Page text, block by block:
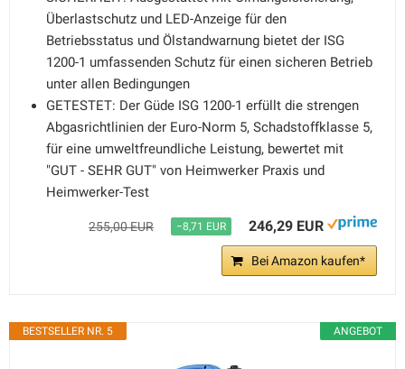
Überlastschutz und LED-Anzeige für den
Betriebsstatus und Ölstandwarnung bietet der ISG
1200-1 umfassenden Schutz für einen sicheren Betrieb
unter allen Bedingungen
GETESTET: Der Güde ISG 1200-1 erfüllt die strengen
Abgasrichtlinien der Euro-Norm 5, Schadstoffklasse 5,
für eine umweltfreundliche Leistung, bewertet mit
"GUT - SEHR GUT" von Heimwerker Praxis und
Heimwerker-Test
255,00 EUR −8,71 EUR 246,29 EUR
Bei Amazon kaufen*
ANGEBOT
BESTSELLER NR. 5